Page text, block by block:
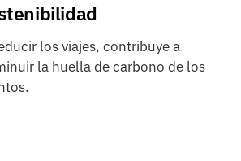
los viajes, contribuye a
la huella de carbono de los